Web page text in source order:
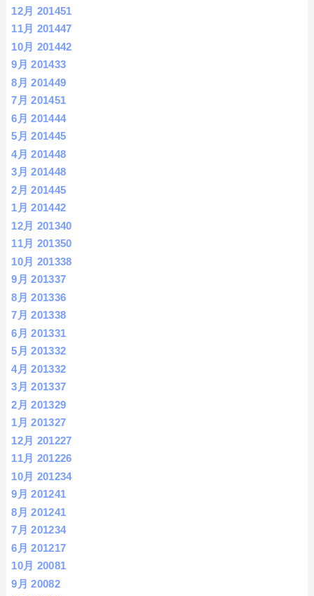
12月 201451
11月 201447
10月 201442
9月 201433
8月 201449
7月 201451
6月 201444
5月 201445
4月 201448
3月 201448
2月 201445
1月 201442
12月 201340
11月 201350
10月 201338
9月 201337
8月 201336
7月 201338
6月 201331
5月 201332
4月 201332
3月 201337
2月 201329
1月 201327
12月 201227
11月 201226
10月 201234
9月 201241
8月 201241
7月 201234
6月 201217
10月 20081
9月 20082